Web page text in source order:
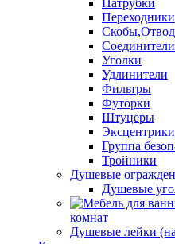
Патрубки
Переходники
Уголки
Удлинители
Фильтры
Футорки
Штуцеры
Эксцентрики
Группа
Тройники
Душевые
Душевые
комнат
Душевые лейки